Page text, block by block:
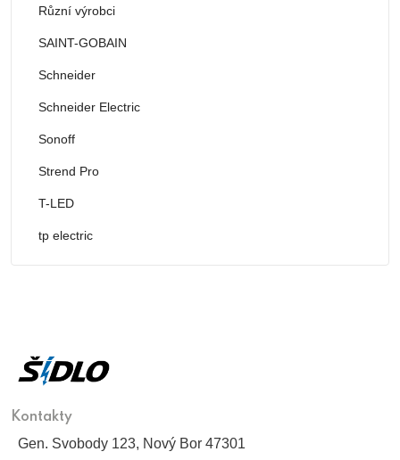
Různí výrobci
SAINT-GOBAIN
Schneider
Schneider Electric
Sonoff
Strend Pro
T-LED
tp electric
Kontakty
Gen. Svobody 123, Nový Bor 47301